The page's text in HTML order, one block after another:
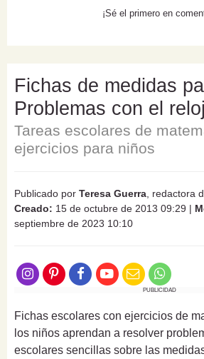
¡Sé el primero en
Fichas de medidas
Problemas con el reloj
Tareas escolares de
ejercicios para niños
Publicado por Teresa Guerra , redactora
Creado: 15 de octubre de 2013 09:29 |
septiembre de 2023 10:10
PUBLICIDAD
Fichas escolares con ejercicios de
los niños aprendan a resolver
escolares sencillas sobre las